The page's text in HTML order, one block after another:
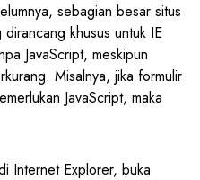
sebagian besar situs
khusus untuk IE
JavaScript, meskipun
Misalnya, jika formulir
JavaScript, maka
Internet Explorer, buka